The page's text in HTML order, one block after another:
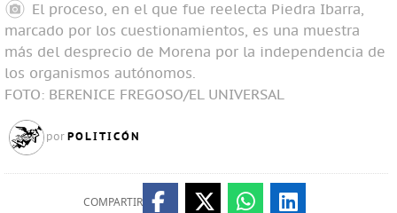
El proceso, en el que fue reelecta Piedra Ibarra,
marcado por los cuestionamientos, es una muestra
más del desprecio de Morena por la independencia de
los organismos autónomos.
FOTO: BERENICE FREGOSO/EL UNIVERSAL
por POLITICÓN
COMPARTIR